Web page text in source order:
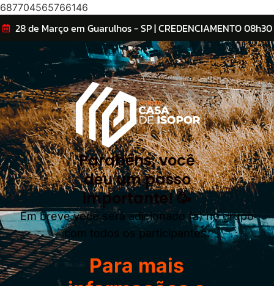
687704565766146
28 de Março em Guarulhos - SP | CREDENCIAMENTO 08h30
Parabéns, você
deu um passo
importante! 🥳
Em breve você será adicionado (a) no grupo
com todos os participantes.
Para mais